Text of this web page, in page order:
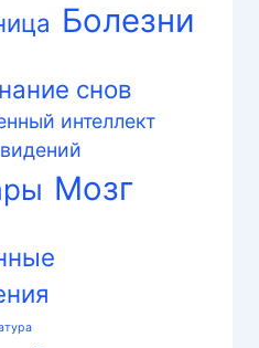
Болезни
снов
интеллект
Мозг